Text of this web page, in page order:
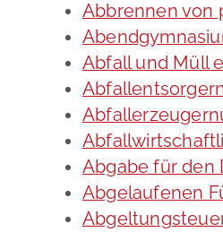
Abbrennen von
Abfall und Müll
Abgabe für den
Abgelaufenen